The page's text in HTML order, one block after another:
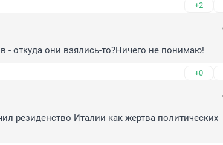
+2
- откуда они взялись-то?Ничего не понимаю!
+0
резиденство Италии как жертва политических